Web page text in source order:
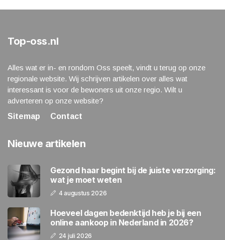
Top-oss.nl
Alles wat er in- en rondom Oss speelt, vindt u terug op onze
regionale website. Wij schrijven artikelen over alles wat
interessant is voor de bewoners uit onze regio. Wilt u
adverteren op onze website?
Sitemap
Contact
Nieuwe artikelen
Gezond haar begint bij de juiste verzorging:
wat je moet weten
4 augustus 2026
Hoeveel dagen bedenktijd heb je bij een
online aankoop in Nederland in 2026?
24 juli 2026